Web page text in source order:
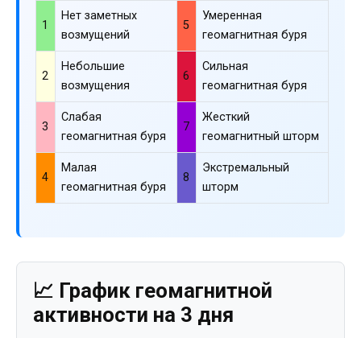
1
Нет заметных
возмущений
5
Умеренная
геомагнитная буря
2
Небольшие
возмущения
6
Сильная
геомагнитная буря
3
Слабая
геомагнитная буря
7
Жесткий
геомагнитный шторм
4
Малая
геомагнитная буря
8
Экстремальный
шторм
📈 График геомагнитной
активности на 3 дня